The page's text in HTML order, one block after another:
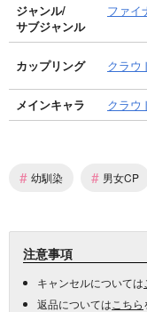
ジャンル/
サブジャンル
ファイ
カップリング クラウ
メインキャラ クラウ
# 幼馴染 # 男女CP
注意事項
キャンセルについては
返品については こちら